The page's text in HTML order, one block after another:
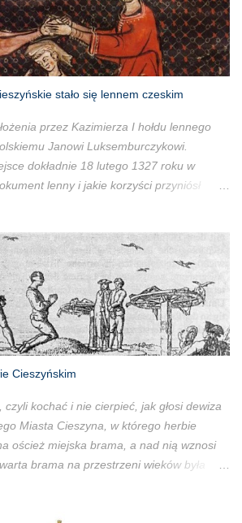
stało się lennem czeskim
przez Kazimierza I hołdu lennego
Janowi Luksemburczykowi.
dokładnie 18 lutego 1327 roku w
lenny i jakie korzyści przyniósł
Cieszyńskim
kochać i nie cierpieć, jak głosi dewiza
Miasta Cieszyna, w którego herbie
oścież miejska brama, a nad nią wznosi
brama na przestrzeni wieków była